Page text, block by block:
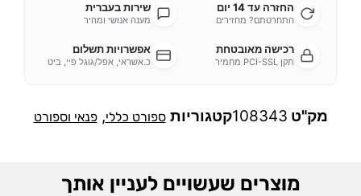
החזרה עד 14 יום
התחרטתם? מחזירים
שירות בעברית
מענה אנושי ומהיר
רכישה מאובטחת
תקן PCI-SSL מחמיר
אפשרויות תשלום
כ.אשראי, אפל/גוגל פיי, ביט
מק"ט 108343קטגוריות ספורט כללי,פנאי וספורט
מוצרים שעשויים לעניין אותך